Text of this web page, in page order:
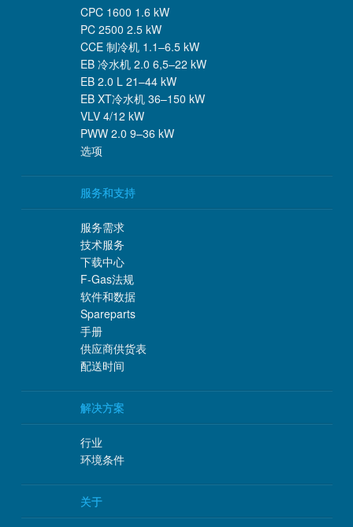
CPC 1600 1.6 kW
PC 2500 2.5 kW
CCE 制冷机 1.1–6.5 kW
EB 冷水机 2.0 6,5–22 kW
EB 2.0 L 21–44 kW
EB XT冷水机 36–150 kW
VLV 4/12 kW
PWW 2.0 9–36 kW
选项
服务和支持
服务需求
技术服务
下载中心
F-Gas法规
软件和数据
Spareparts
手册
供应商供货表
配送时间
解决方案
行业
环境条件
关于